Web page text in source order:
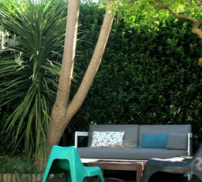
PLAN
LÉGALES COMMUNICATION